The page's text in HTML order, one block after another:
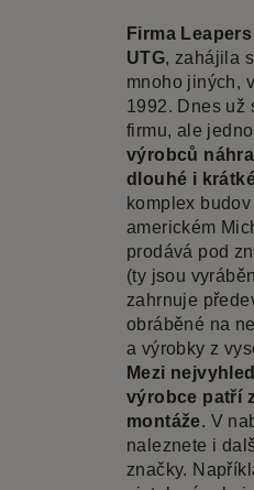
Firma
UTG, zahájila
mnoho jiných,
1992. Dnes už
firmu, ale
výrobců
dlouhé i
komplex
americkém
prodává pod
(ty jsou
zahrnuje
obráběné na
a výrobky z
Mezi
výrobce patří
montáže. V
naleznete i
značky.